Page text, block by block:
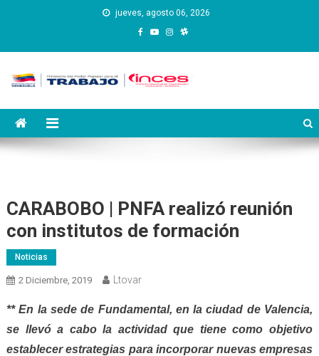
jueves, agosto 06, 2026
Instituto Nacional de
Capacitación y Educación
CARABOBO | PNFA realizó reunión
con institutos de formación
Noticias
2 Diciembre, 2019 Ltovar
** En la sede de Fundamental, en laciudad de Valencia,
se llevó a cabo la actividad que tiene como objetivo
establecer estrategias para incorporar nuevas empresas